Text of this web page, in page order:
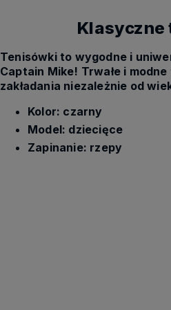
Klasyczne
Tenisówki to wygodne i
Captain Mike! Trwałe i
zakładania niezależnie od
Kolor: czarny
Model: dziecięce
Zapinanie: rzepy